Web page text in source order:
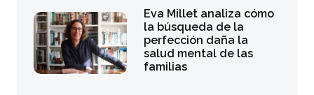
Eva Millet analiza cómo
la búsqueda de la
perfección daña la
salud mental de las
familias